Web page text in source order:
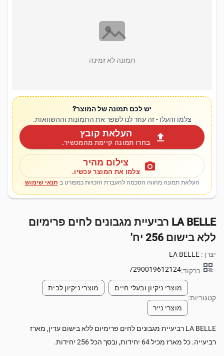
תמונה לא זמינה
יש לכם תמונה של המוצר?
צלמו והעלו - זה עוזר לנו לשפר את התמונות וההשוואות.
upload העלאת קובץ
בחרו תמונה קיימת מהמכשיר.
photo_camera צילום מהיר
צלמו את המוצר עכשיו.
העלאת תמונה מהווה הסכמה להעברת הזכויות כמפורט ב תנאי שימוש
LA BELLE רביעיית מגבונים לחים פרימיום
ללא בישום 256 יח'
יצרן : LA BELLE
qr_code ברקוד:7290019612124
קטגוריות:
מוצרי ניקיון ובעלי חיים מוצרי ניקיון לבית
מוצרי נייר
LA BELLE רביעיית מגבונים לחים פרימיום ללא בישום עדין, מארז
רביעייה. כל מארז מכיל 64 יחידות, ובסך הכל 256 יחידות.